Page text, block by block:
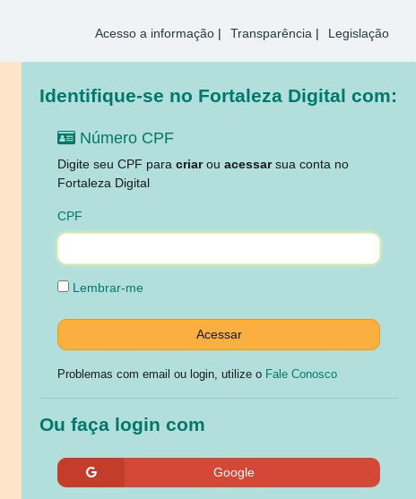
Acesso a informação | Transparência | Legislação
Identifique-se no Fortaleza Digital com:
Número CPF
Digite seu CPF para criarou acessarsua conta no
Fortaleza Digital
CPF
Lembrar-me
Problemas com email ou login, utilize o Fale Conosco
Ou faça login com
Google